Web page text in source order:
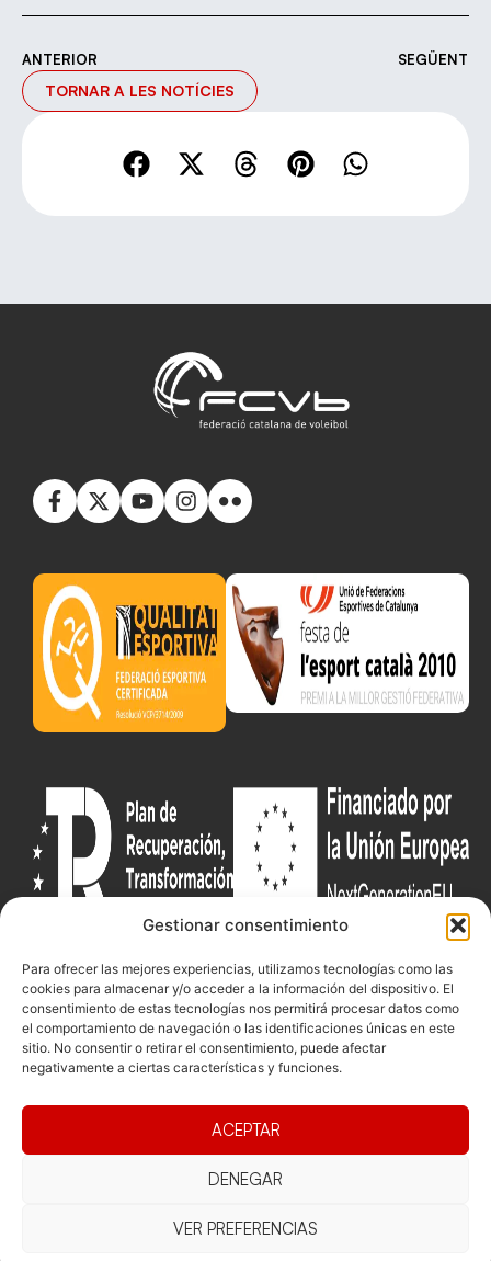
Gestionar consentimiento
Para ofrecer las mejores experiencias, utilizamos tecnologías como las
cookies para almacenar y/o acceder a la información del dispositivo. El
consentimiento de estas tecnologías nos permitirá procesar datos como
el comportamiento de navegación o las identificaciones únicas en este
sitio. No consentir o retirar el consentimiento, puede afectar
negativamente a ciertas características y funciones.
ACEPTAR
DENEGAR
VER PREFERENCIAS
ANTERIOR SEGÜENT
TORNAR A LES NOTÍCIES
Federació
Presidència
Junta
general
Competicions
Competiciones
Pista
Competiciones
Vólei neu
Documentacio
Funcionament
Transparència
Eleccions
Contacte
Carrer de les
Jonqueres,
16, 5ºC,
cat